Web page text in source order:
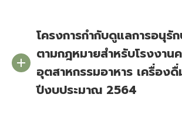
โครงการกำกับดูแลการอนุรั
ตามกฎหมายสำหรับโรงงา
อุตสาหกรรมอาหาร เครื่อง
ปีงบประมาณ 2564